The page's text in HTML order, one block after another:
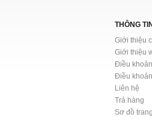
THÔNG TIN
Giới thiệu
Giới thiệu
Điều
Điều
Liên hệ
Trả hàng
Sơ đồ trang